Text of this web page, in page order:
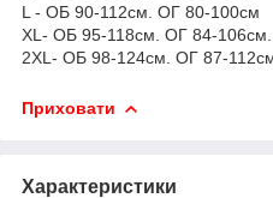
L - ОБ 90-112см. ОГ 80-100см
ХL- ОБ 95-118см. ОГ 84-106см.
2ХL- ОБ 98-124см. ОГ 87-
Приховати
Характеристики